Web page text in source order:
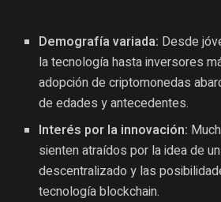
Demografía variada: Desde
la tecnología hasta inversores
adopción de criptomonedas
de edades y antecedentes.
Interés por la innovación:
sienten atraídos por la idea de
descentralizado y las
tecnología blockchain.